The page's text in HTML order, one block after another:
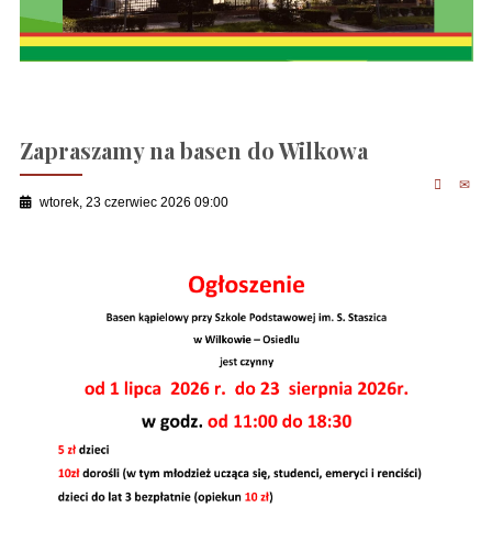
Zapraszamy na basen do Wilkowa
wtorek, 23 czerwiec 2026 09:00